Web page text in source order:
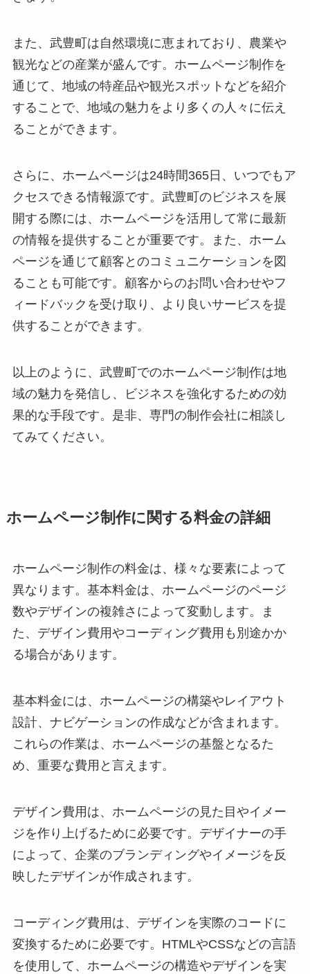
また、武豊町は自然環境に恵まれており、農業や
観光などの産業が盛んです。ホームページ制作を
通じて、地域の特産品や観光スポットなどを紹介
することで、地域の魅力をより多くの人々に伝え
ることができます。
さらに、ホームページは24時間365日、いつでもア
クセスできる情報源です。武豊町のビジネスを展
開する際には、ホームページを活用して常に最新
の情報を提供することが重要です。また、ホーム
ページを通じて顧客とのコミュニケーションを図
ることも可能です。顧客からのお問い合わせやフ
ィードバックを受け取り、より良いサービスを提
供することができます。
以上のように、武豊町でのホームページ制作は地
域の魅力を発信し、ビジネスを強化するための効
果的な手段です。是非、専門の制作会社に相談し
てみてください。
ホームページ制作に関する料金の詳細
ホームページ制作の料金は、様々な要素によって
異なります。基本料金は、ホームページのページ
数やデザインの複雑さによって変動します。ま
た、デザイン費用やコーディング費用も別途かか
る場合があります。
基本料金には、ホームページの構築やレイアウト
設計、ナビゲーションの作成などが含まれます。
これらの作業は、ホームページの基盤となるた
め、重要な費用と言えます。
デザイン費用は、ホームページの見た目やイメー
ジを作り上げるために必要です。デザイナーの手
によって、企業のブランディングやイメージを反
映したデザインが作成されます。
コーディング費用は、デザインを実際のコードに
変換するために必要です。HTMLやCSSなどの言語
を使用して、ホームページの構造やデザインを実